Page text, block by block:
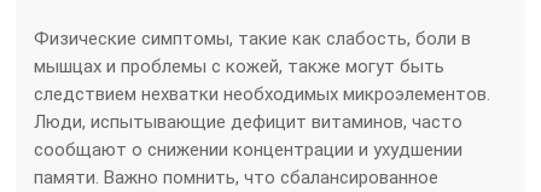
Физические симптомы, такие как слабость, боли в
мышцах и проблемы с кожей, также могут быть
следствием нехватки необходимых микроэлементов.
Люди, испытывающие дефицит витаминов, часто
сообщают о снижении концентрации и ухудшении
памяти. Важно помнить, что сбалансированное